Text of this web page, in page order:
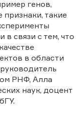
генов,
такие
связи с тем, что
в области
РНФ, Алла
наук, доцент